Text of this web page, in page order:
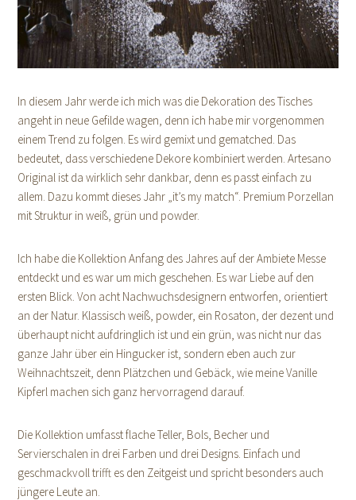
In diesem Jahr werde ich mich was die Dekoration des Tisches
angeht in neue Gefilde wagen, denn ich habe mir vorgenommen
einem Trend zu folgen. Es wird gemixt und gematched. Das
bedeutet, dass verschiedene Dekore kombiniert werden. Artesano
Original ist da wirklich sehr dankbar, denn es passt einfach zu
allem. Dazu kommt dieses Jahr „it’s my match“. Premium Porzellan
mit Struktur in weiß, grün und powder.
Ich habe die Kollektion Anfang des Jahres auf der Ambiete Messe
entdeckt und es war um mich geschehen. Es war Liebe auf den
ersten Blick. Von acht Nachwuchsdesignern entworfen, orientiert
an der Natur. Klassisch weiß, powder, ein Rosaton, der dezent und
überhaupt nicht aufdringlich ist und ein grün, was nicht nur das
ganze Jahr über ein Hingucker ist, sondern eben auch zur
Weihnachtszeit, denn Plätzchen und Gebäck, wie meine Vanille
Kipferl machen sich ganz hervorragend darauf.
Die Kollektion umfasst flache Teller, Bols, Becher und
Servierschalen in drei Farben und drei Designs. Einfach und
geschmackvoll trifft es den Zeitgeist und spricht besonders auch
jüngere Leute an.